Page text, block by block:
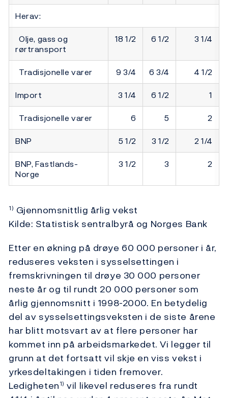
Herav:
Olje, gass og
rørtransport
18 1/2 6 1/2 3 1/4
Tradisjonelle varer 9 3/4 6 3/4
4 1/2
Import
3 1/4 6 1/2
1
Tradisjonelle varer
6 5
2
BNP
5 1/2 3 1/2
2 1/4
BNP, Fastlands-
Norge
3 1/2 3 2
1) Gjennomsnittlig årlig vekst
Kilde: Statistisk sentralbyrå og Norges Bank
Etter en økning på drøye 60 000 personer i år,
reduseres veksten i sysselsettingen i
fremskrivningen til drøye 30 000 personer
neste år og til rundt 20 000 personer som
årlig gjennomsnitt i 1998-2000. En betydelig
del av sysselsettingsveksten i de siste årene
har blitt motsvart av at flere personer har
kommet inn på arbeidsmarkedet. Vi legger til
grunn at det fortsatt vil skje en viss vekst i
yrkesdeltakingen i tiden fremover.
Ledigheten1) vil likevel reduseres fra rundt